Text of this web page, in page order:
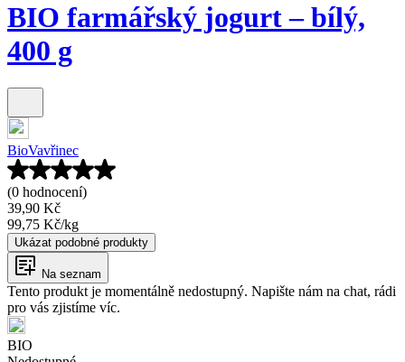
BIO farmářský jogurt – bílý,
400 g
BioVavřinec
(0 hodnocení)
39,90 Kč
99,75 Kč/kg
Ukázat podobné produkty
Na seznam
Tento produkt je momentálně nedostupný. Napište nám na chat, rádi
pro vás zjistíme víc.
BIO